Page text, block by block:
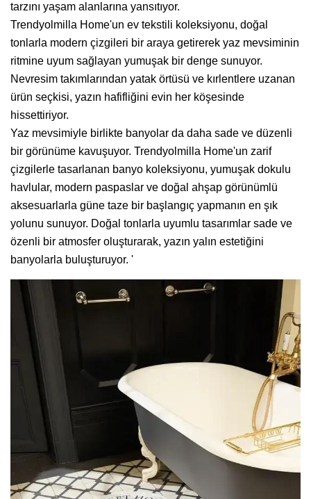
tarzını yaşam alanlarına yansıtıyor.
Trendyolmilla Home'un ev tekstili koleksiyonu, doğal
tonlarla modern çizgileri bir araya getirerek yaz mevsiminin
ritmine uyum sağlayan yumuşak bir denge sunuyor.
Nevresim takımlarından yatak örtüsü ve kırlentlere uzanan
ürün seçkisi, yazın hafifliğini evin her köşesinde
hissettiriyor.
Yaz mevsimiyle birlikte banyolar da daha sade ve düzenli
bir görünüme kavuşuyor. Trendyolmilla Home'un zarif
çizgilerle tasarlanan banyo koleksiyonu, yumuşak dokulu
havlular, modern paspaslar ve doğal ahşap görünümlü
aksesuarlarla güne taze bir başlangıç yapmanın en şık
yolunu sunuyor. Doğal tonlarla uyumlu tasarımlar sade ve
özenli bir atmosfer oluşturarak, yazın yalın estetiğini
banyolarla buluşturuyor. '